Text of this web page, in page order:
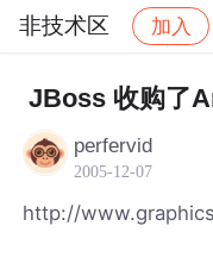
非技术区 加入
社区 非技术区
JBoss 收购了
perfervid
2005-12-07
http://